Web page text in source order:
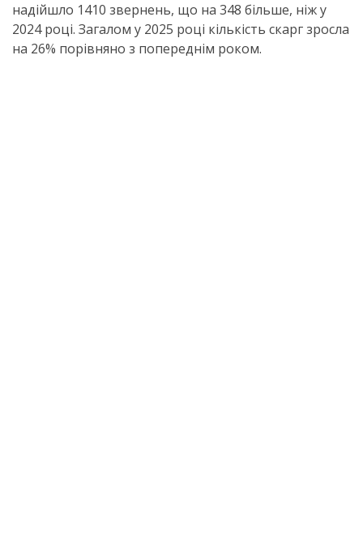
надійшло 1410 звернень, що на 348 більше, ніж у
2024 році. Загалом у 2025 році кількість скарг зросла
на 26% порівняно з попереднім роком.